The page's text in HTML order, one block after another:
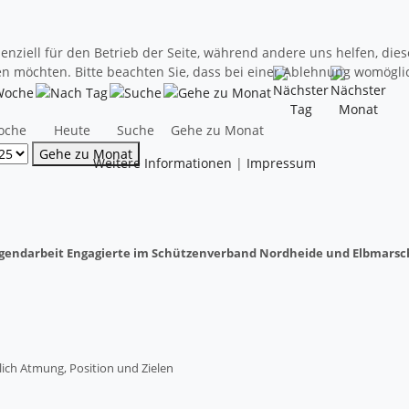
Heute Suche
Gehe zu Monat
Gehe zu Monat
Engagierte im Schützenverband Nordheide und
Atmung, Position und Zielen
für den Betrieb der Seite, während andere uns helfen,
möchten. Bitte beachten Sie, dass bei einer Ablehnung
Weitere Informationen | Impressum